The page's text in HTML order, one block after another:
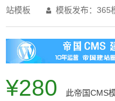
站模板
 模板发布：365
¥280 此帝国CMS